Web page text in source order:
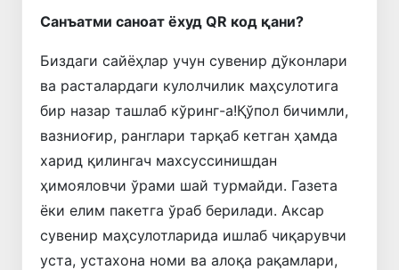
Санъатми саноат ёхуд QR код қани?
Биздаги сайёҳлар учун сувенир дўконлари
ва расталардаги кулолчилик маҳсулотига
бир назар ташлаб кўринг-а!Қўпол бичимли,
вазниоғир, ранглари тарқаб кетган ҳамда
харид қилингач махсуссинишдан
ҳимояловчи ўрами шай турмайди. Газета
ёки елим пакетга ўраб берилади. Аксар
сувенир маҳсулотларида ишлаб чиқарувчи
уста, устахона номи ва алоқа рақамлари,